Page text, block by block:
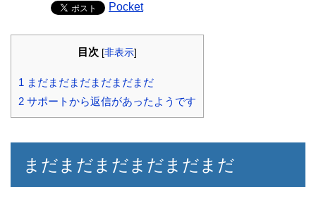
Pocket
目次 [非表示]
1 まだまだまだまだまだまだ
2 サポートから返信があったようです
まだまだまだまだまだまだ